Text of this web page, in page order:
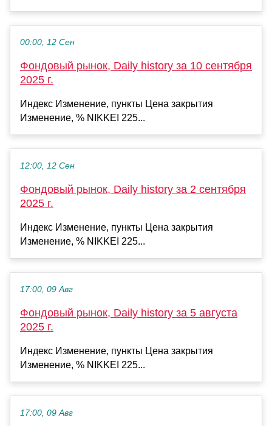
00:00, 12 Сен
Фондовый рынок, Daily history за 10 сентября
2025 г.
Индекс Изменение, пункты Цена закрытия
Изменение, % NIKKEI 225...
12:00, 12 Сен
Фондовый рынок, Daily history за 2 сентября
2025 г.
Индекс Изменение, пункты Цена закрытия
Изменение, % NIKKEI 225...
17:00, 09 Авг
Фондовый рынок, Daily history за 5 августа
2025 г.
Индекс Изменение, пункты Цена закрытия
Изменение, % NIKKEI 225...
17:00, 09 Авг